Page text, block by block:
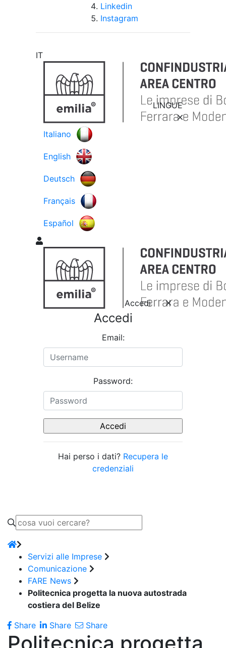
Linkedin
Instagram
IT
LINGUE
Italiano
English
Deutsch
Français
Español
Accedi
Accedi
Email:
Password:
Hai perso i dati? Recupera le
credenziali
Servizi alle Imprese
Comunicazione
FARE News
Politecnica progetta la nuova autostrada
costiera del Belize
Share
Share Share